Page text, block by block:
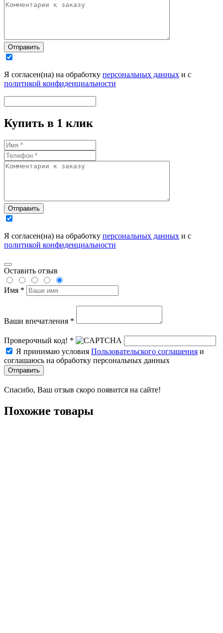
Отправить
Я согласен(на) на обработку персональных данных и с
политикой конфиденциальности
Купить в 1 клик
Отправить
Я согласен(на) на обработку персональных данных и с
политикой конфиденциальности
Оставить отзыв
Имя *
Ваши впечатления *
Проверочный код! *
Я принимаю условия Пользовательского соглашения и
соглашаюсь на обработку персональных данных
Отправить
Спасибо, Ваш отзыв скоро появится на сайте!
Похожие товары